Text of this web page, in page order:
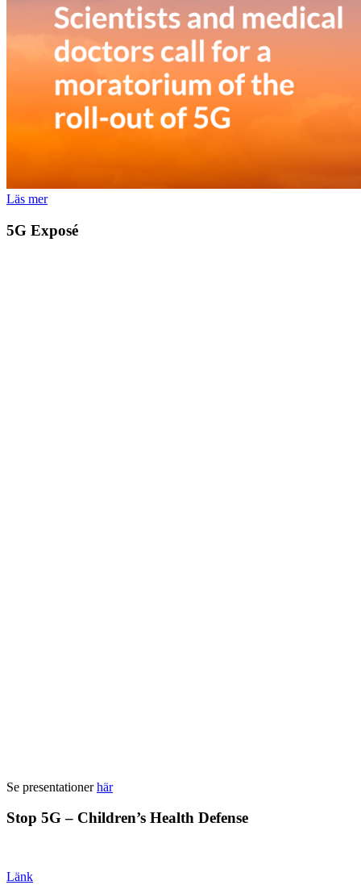
Läs mer
5G Exposé
Se presentationerhär
Stop 5G – Children’s Health Defense
Länk